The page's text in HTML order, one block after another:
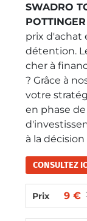
SWADRO
prix d'achat
détention.
cher à
? Grâce à
votre
en phase
à la
CONSULTEZ
Prix 9 €